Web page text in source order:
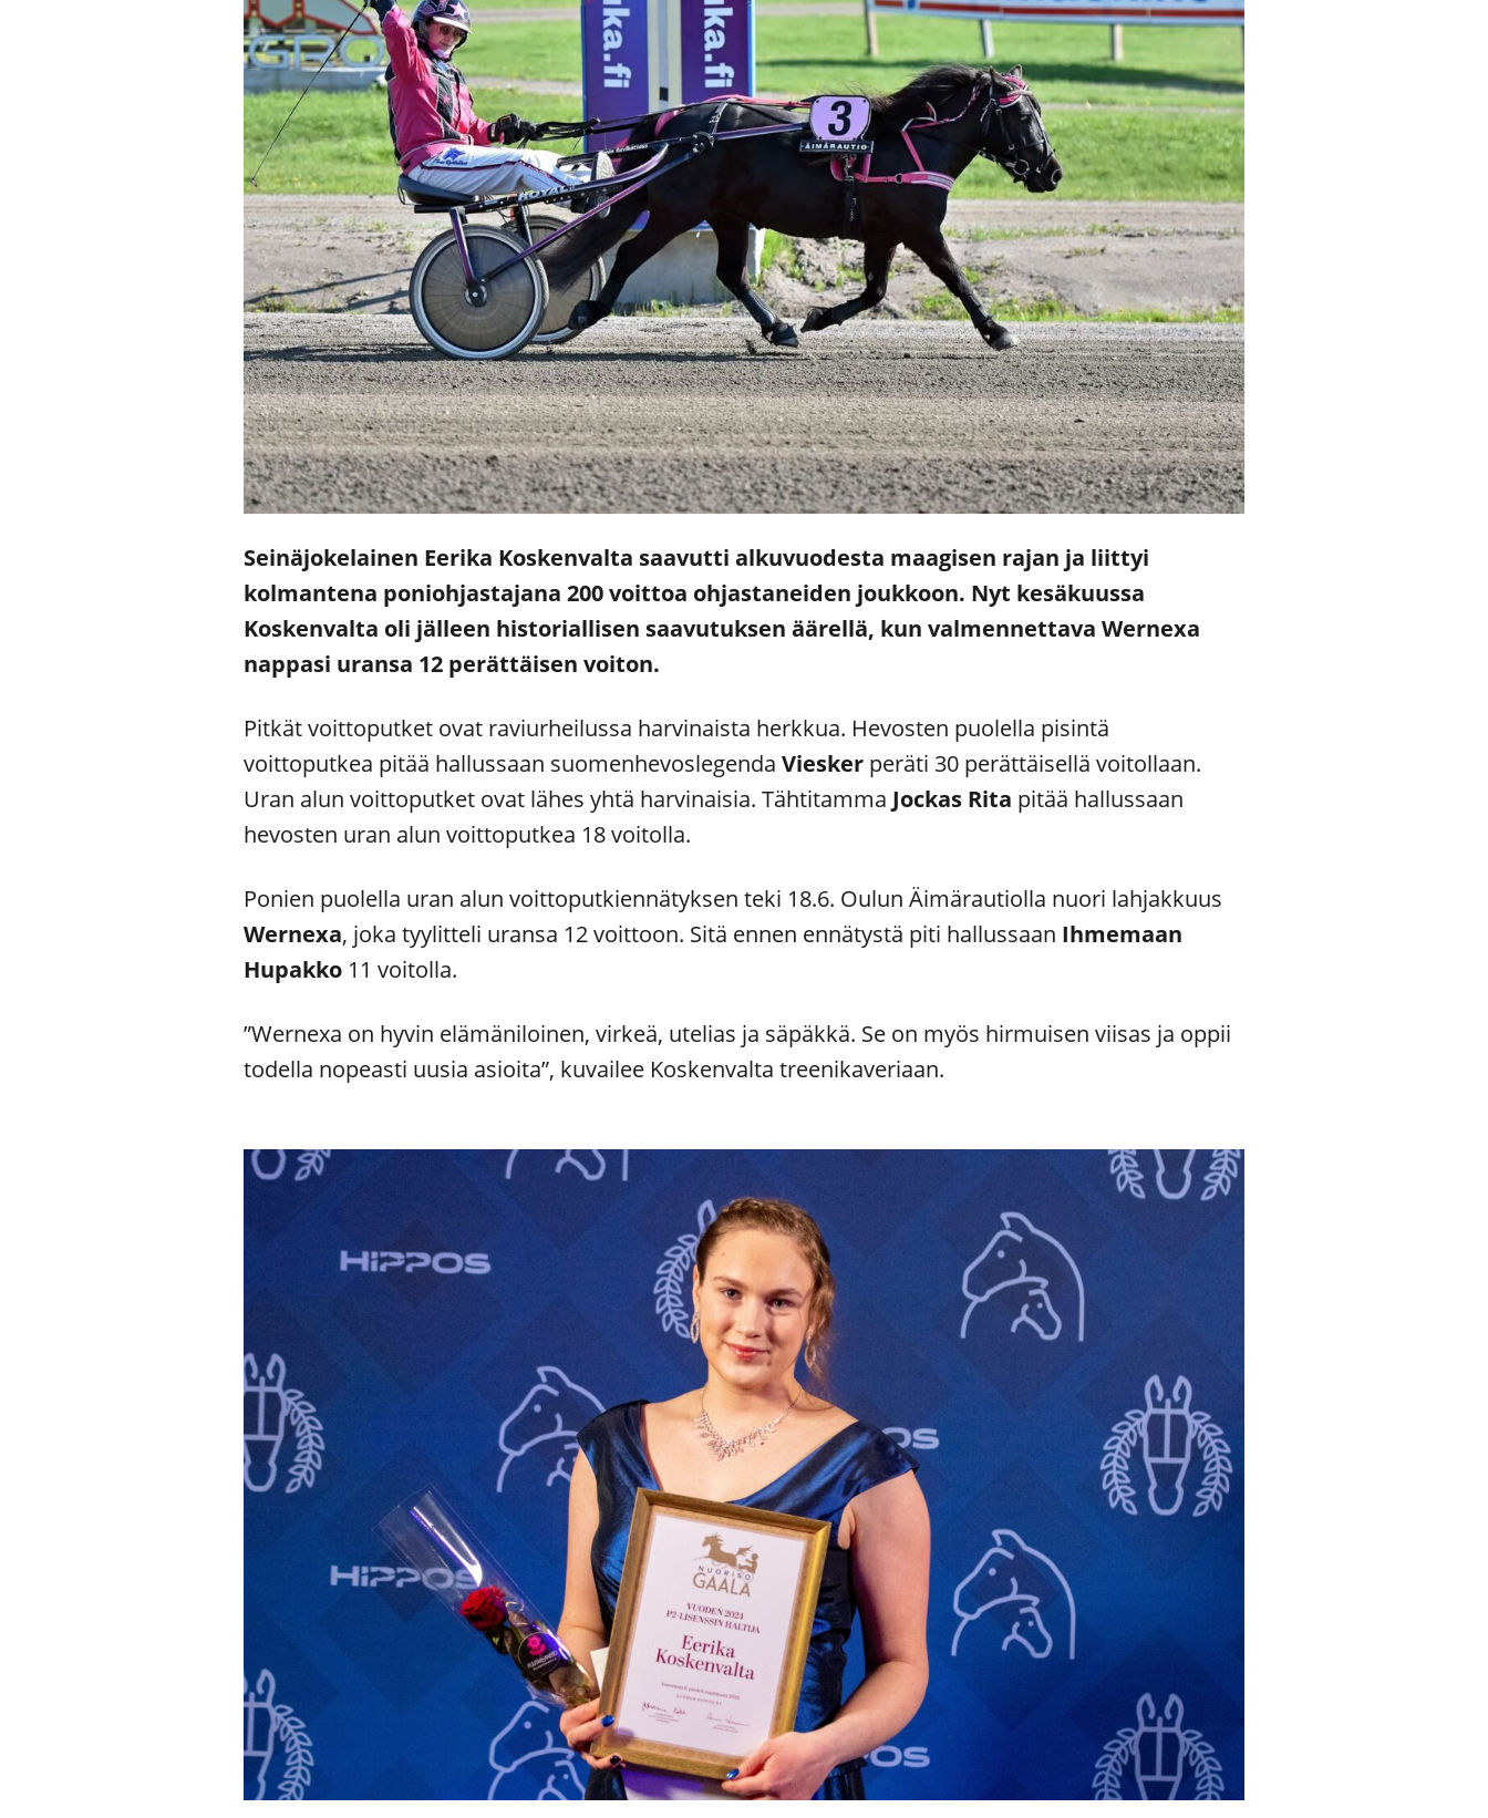
Seinäjokelainen Eerika Koskenvalta saavutti alkuvuodesta maagisen rajan ja liittyi
kolmantena poniohjastajana 200 voittoa ohjastaneiden joukkoon. Nyt kesäkuussa
Koskenvalta oli jälleen historiallisen saavutuksen äärellä, kun valmennettava Wernexa
nappasi uransa 12 perättäisen voiton.
Pitkät voittoputket ovat raviurheilussa harvinaista herkkua. Hevosten puolella pisintä
voittoputkea pitää hallussaan suomenhevoslegendaViesker peräti 30 perättäisellä voitollaan.
Uran alun voittoputket ovat lähes yhtä harvinaisia. Tähtitamma Jockas Rita pitää hallussaan
hevosten uran alun voittoputkea 18 voitolla.
Ponien puolella uran alun voittoputkiennätyksen teki 18.6. Oulun Äimärautiolla nuori lahjakkuus
Wernexa, joka tyylitteli uransa 12 voittoon. Sitä ennen ennätystä piti hallussaan Ihmemaan
Hupakko 11 voitolla.
”Wernexa on hyvin elämäniloinen, virkeä, utelias ja säpäkkä. Se on myös hirmuisen viisas ja oppii
todella nopeasti uusia asioita”, kuvailee Koskenvalta treenikaveriaan.